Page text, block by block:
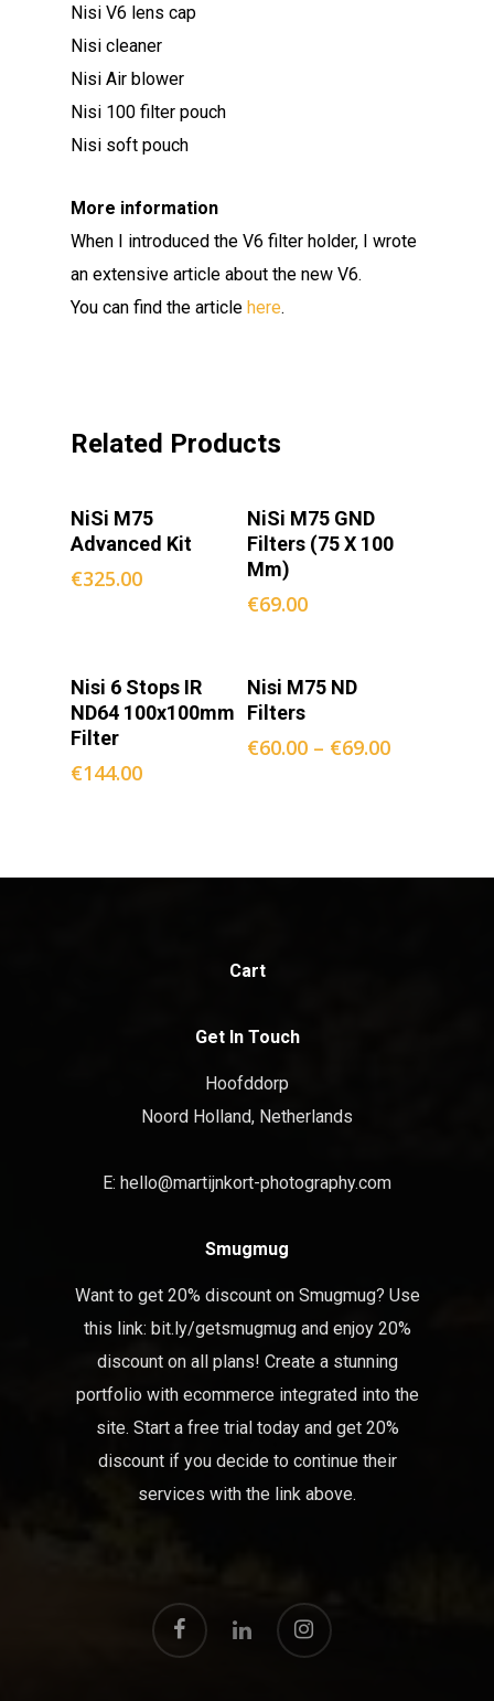
Nisi V6 lens cap
Nisi cleaner
Nisi Air blower
Nisi 100 filter pouch
Nisi soft pouch
More information
When I introduced the V6 filter holder, I wrote
an extensive article about the new V6.
You can find the article here.
Related Products
Add To
NiSi M75
Advanced Kit
€325.00
Select
Options
NiSi M75 GND
Filters (75 X 100
Mm)
€69.00
Add To
Cart
Nisi 6 Stops IR
ND64 100x100mm
Filter
€144.00
Select
Options
Nisi M75 ND
Filters
€60.00– €69.00
Cart
Get In Touch
Hoofddorp
Noord Holland, Netherlands
E: hello@martijnkort-photography.com
Smugmug
Want to get 20% discount on Smugmug? Use
this link: bit.ly/getsmugmugand enjoy 20%
discount on all plans! Create a stunning
portfolio with ecommerce integrated into the
site. Start a free trial today and get 20%
discount if you decide to continue their
services with the link above.